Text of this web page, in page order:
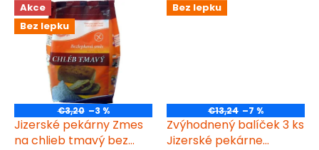
hviezdičiek.
hviezdičiek.
Akce
Bez lepku
€3,20 –3 %
Jizerské pekárny Zmes
na chlieb tmavý bez
Bez lepku
€13,24 –7 %
Zvýhodnený balíček 3 ks
Jizerské pekárne